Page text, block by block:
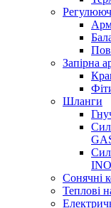
Запірна
Шланги
Сонячні
Теплові